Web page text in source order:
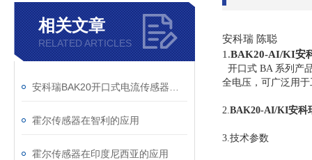
相关文章
RELATED ARTICLES
霍尔传感器在智利的应用
霍尔传感器在印度尼西亚的应用
安科瑞 陈聪
1.BAK20-AI/KI安
开口式 BA 系列产
全电压，可广泛用
2.BAK20-AI/KI安科
3.技术参数